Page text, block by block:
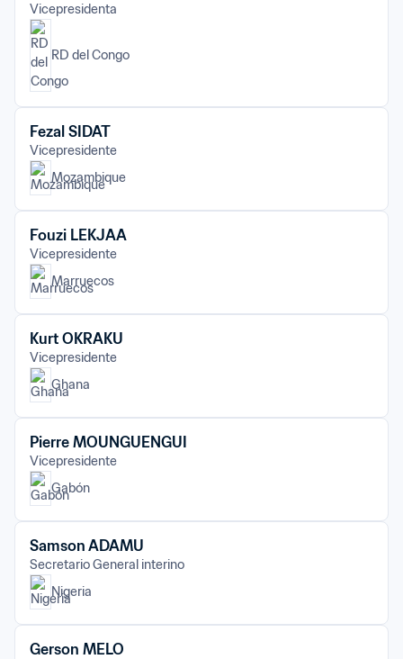
Vicepresidenta
RD del Congo
Fezal SIDAT
Vicepresidente
Mozambique
Fouzi LEKJAA
Vicepresidente
Marruecos
Kurt OKRAKU
Vicepresidente
Ghana
Pierre MOUNGUENGUI
Vicepresidente
Gabón
Samson ADAMU
Secretario General interino
Nigeria
Gerson MELO